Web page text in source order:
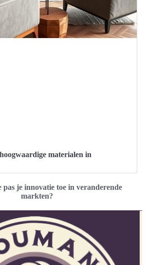
materialen in
pas je innovatie toe in veranderende
markten?